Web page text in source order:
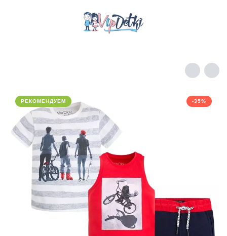
-35%
РЕКОМЕНДУЕМ